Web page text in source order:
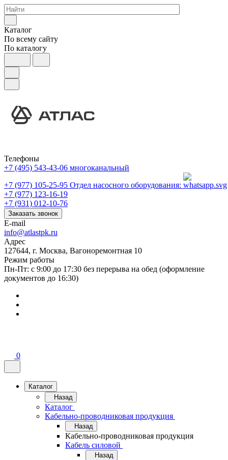
Каталог
По всему сайту
По каталогу
Телефоны
+7 (495) 543-43-06 многоканальный
+7 (977) 105-25-95 Отдел насосного оборудования:
+7 (977) 123-16-19
+7 (931) 012-10-76
Заказать звонок
E-mail
info@atlastpk.ru
Адрес
127644, г. Москва, Вагоноремонтная 10
Режим работы
Пн-Пт: с 9:00 до 17:30 без перерыва на обед (оформление
документов до 16:30)
0
Каталог
Назад
Каталог
Кабельно-проводниковая продукция
Назад
Кабельно-проводниковая продукция
Кабель силовой
Назад